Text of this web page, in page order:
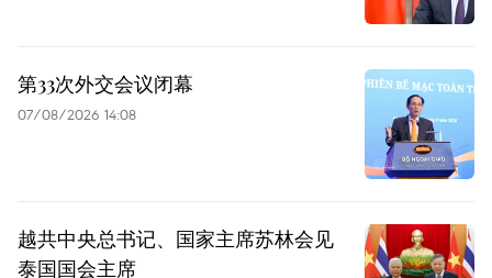
第33次外交会议闭幕
07/08/2026 14:08
越共中央总书记、国家主席苏林会见
泰国国会主席